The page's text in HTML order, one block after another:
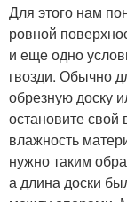
Для этого нам
ровной
и еще одно
гвозди. Обычно
обрезную доску
остановите свой
влажность
нужно таким
а длина доски